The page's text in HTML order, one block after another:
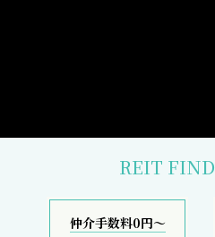
REIT FIND
仲介手数料0円～